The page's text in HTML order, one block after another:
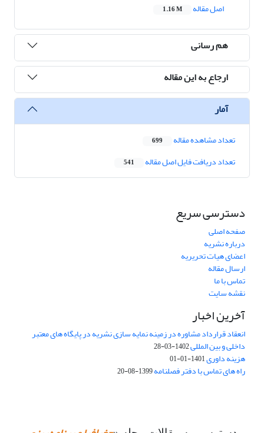
اصل مقاله
1.16 M
هم رسانی
ارجاع به این مقاله
آمار
تعداد مشاهده مقاله 699
تعداد دریافت فایل اصل مقاله 541
دسترسی سریع
صفحه اصلی
درباره نشریه
اعضای هیات تحریریه
ارسال مقاله
تماس با ما
نقشه سایت
آخرین اخبار
انعقاد قرارداد مشاوره در زمینه نمایه سازی نشریه در پایگاه های معتبر
داخلی و بین المللی1402-03-28
هزینه داوری1401-01-01
راه های تماس با دفتر فصلنامه1399-08-20